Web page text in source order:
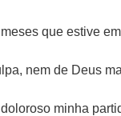
que estive
nem de Deus
minha